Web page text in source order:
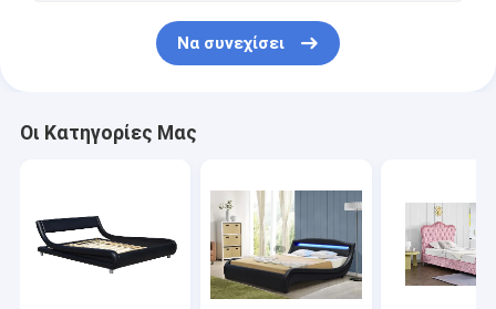
Να συνεχίσει
Οι Κατηγορίες Μας